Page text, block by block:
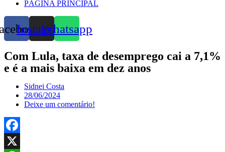
PÁGINA PRINCIPAL
InstagramWhatsapp
Com Lula, taxa de desemprego cai a 7,1%
e é a mais baixa em dez anos
Sidnei Costa
28/06/2024
Deixe um comentário!
Facebook